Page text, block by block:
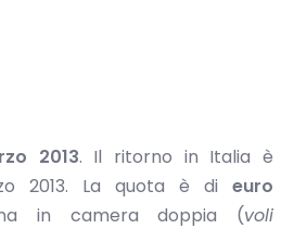
2013. Il ritorno in Italia è
2013. La quota è di euro
in camera doppia (voli